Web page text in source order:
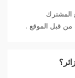
المشترك
من قبل الموقع .